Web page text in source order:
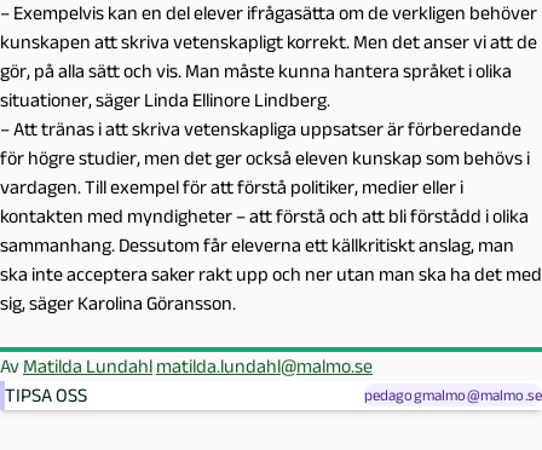
– Exempelvis kan en del elever ifrågasätta om de verkligen behöver
kunskapen att skriva vetenskapligt korrekt. Men det anser vi att de
gör, på alla sätt och vis. Man måste kunna hantera språket i olika
situationer, säger Linda Ellinore Lindberg.
– Att tränas i att skriva vetenskapliga uppsatser är förberedande
för högre studier, men det ger också eleven kunskap som behövs i
vardagen. Till exempel för att förstå politiker, medier eller i
kontakten med myndigheter – att förstå och att bli förstådd i olika
sammanhang. Dessutom får eleverna ett källkritiskt anslag, man
ska inte acceptera saker rakt upp och ner utan man ska ha det med
sig, säger Karolina Göransson.
Av Matilda Lundahl matilda.lundahl@malmo.se
TIPSA OSS
pedagogmalmo@malmo.se